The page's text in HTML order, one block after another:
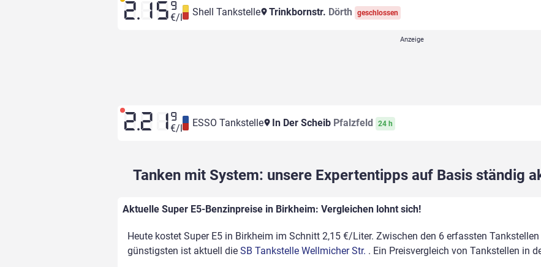
2.15 9
€/l Shell Tankstelle Trinkbornstr. Dörth geschlossen
2.21 9
€/l ESSO Tankstelle In Der Scheib Pfalzfeld 24 h
Tanken mit System: unsere Expertentipps auf Basis ständig
Aktuelle Super E5-Benzinpreise in Birkheim: Vergleichen lohnt sich!
Heute kostet Super E5 in Birkheim im Schnitt 2,15 €/Liter. Zwischen den 6 erfassten
günstigsten ist aktuell die SB Tankstelle Wellmicher Str. . Ein Preisvergleich von Tankstellen in